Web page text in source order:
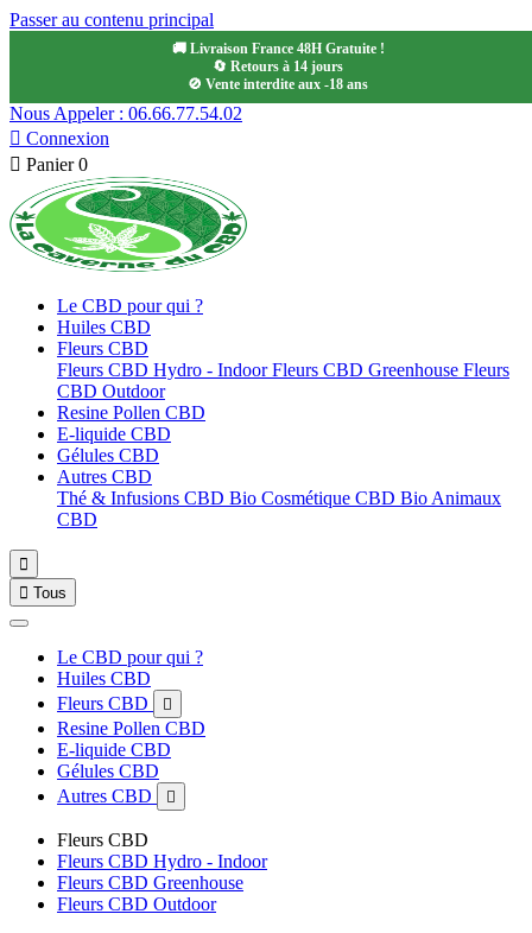
Passer au contenu principal
🚚 Livraison France 48H Gratuite !
🔄 Retours à 14 jours
🚫 Vente interdite aux -18 ans
Nous Appeler : 06.66.77.54.02
 Connexion
 Panier 0
Le CBD pour qui ?
Huiles CBD
Fleurs CBD
Fleurs CBD Hydro - IndoorFleurs CBD Greenhouse Fleurs
CBD Outdoor
Resine Pollen CBD
E-liquide CBD
Gélules CBD
Autres CBD
Thé & Infusions CBD Bio Cosmétique CBD Bio Animaux
CBD

 Tous
Le CBD pour qui ?
Huiles CBD
Fleurs CBD

Resine Pollen CBD
E-liquide CBD
Gélules CBD
Autres CBD

Fleurs CBD
Fleurs CBD Hydro - Indoor
Fleurs CBD Greenhouse
Fleurs CBD Outdoor